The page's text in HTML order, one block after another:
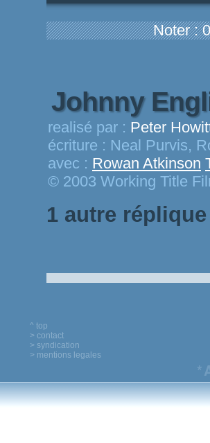
Noter : 0
Johnny
realisé par : Peter
écriture : Neal Purvis,
avec : Rowan Atkinson
© 2003 Working Title
1 autre
^ top
> contact
> syndication
> mentions legales
*